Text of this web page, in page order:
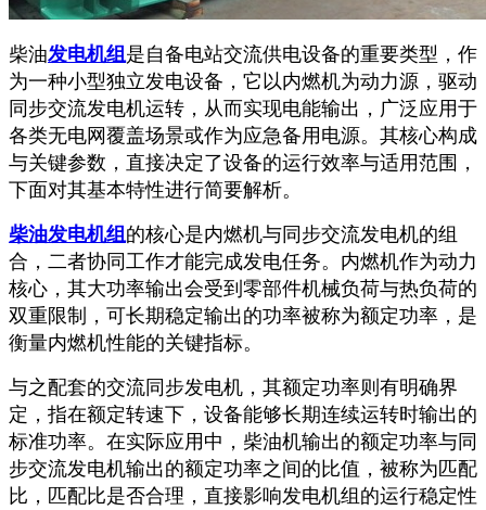
柴油发电机组 是自备电站交流供电设备的重要类型，作
为一种小型独立发电设备，它以内燃机为动力源，驱动
同步交流发电机运转，从而实现电能输出，广泛应用于
各类无电网覆盖场景或作为应急备用电源。其核心构成
与关键参数，直接决定了设备的运行效率与适用范围，
下面对其基本特性进行简要解析。
柴油发电机组 的核心是内燃机与同步交流发电机的组
合，二者协同工作才能完成发电任务。内燃机作为动力
核心，其大功率输出会受到零部件机械负荷与热负荷的
双重限制，可长期稳定输出的功率被称为额定功率，是
衡量内燃机性能的关键指标。
与之配套的交流同步发电机，其额定功率则有明确界
定，指在额定转速下，设备能够长期连续运转时输出的
标准功率。在实际应用中，柴油机输出的额定功率与同
步交流发电机输出的额定功率之间的比值，被称为匹配
比，匹配比是否合理，直接影响发电机组的运行稳定性